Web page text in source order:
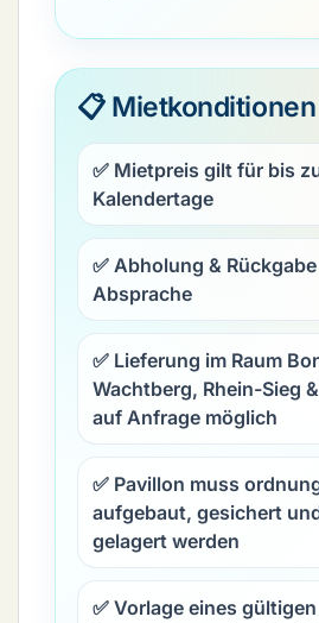
📋 Mietkonditionen
✅ Mietpreis gilt für bis
Kalendertage
✅ Abholung &
Absprache
✅ Lieferung im Raum
Wachtberg, Rhein-Sieg
auf Anfrage möglich
✅ Pavillon muss
aufgebaut, gesichert
gelagert werden
✅ Vorlage eines gültigen